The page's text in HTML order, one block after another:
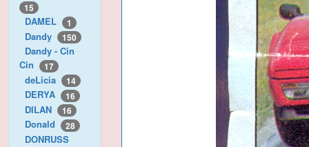
15
DAMEL 1
Dandy 150
Dandy - Cin
Cin
17
deLicia 14
DERYA 16
DILAN 16
Donald 28
DONRUSS